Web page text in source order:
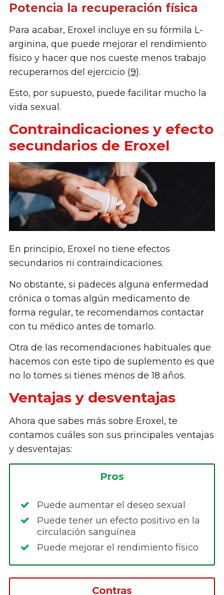
Potencia la recuperación física
Para acabar, Eroxel incluye en su fórmila L-
arginina, que puede mejorar el rendimiento
físico y hacer que nos cueste menos trabajo
recuperarnos del ejercicio (9).
Esto, por supuesto, puede facilitar mucho la
vida sexual.
Contraindicaciones y efecto
secundarios de Eroxel
En principio, Eroxel no tiene efectos
secundarios ni contraindicaciones.
No obstante, si padeces alguna enfermedad
crónica o tomas algún medicamento de
forma regular, te recomendamos contactar
con tu médico antes de tomarlo.
Otra de las recomendaciones habituales que
hacemos con este tipo de suplemento es que
no lo tomes si tienes menos de 18 años.
Ventajas y desventajas
Ahora que sabes más sobre Eroxel, te
contamos cuáles son sus principales ventajas
y desventajas:
Pros
Puede aumentar el deseo sexual
Puede tener un efecto positivo en la
circulación sanguínea
Puede mejorar el rendimiento físico
Contras